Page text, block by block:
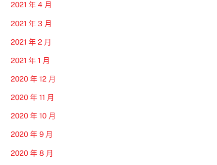
2021 年 4 月
2021 年 3 月
2021 年 2 月
2021 年 1 月
2020 年 12 月
2020 年 11 月
2020 年 10 月
2020 年 9 月
2020 年 8 月